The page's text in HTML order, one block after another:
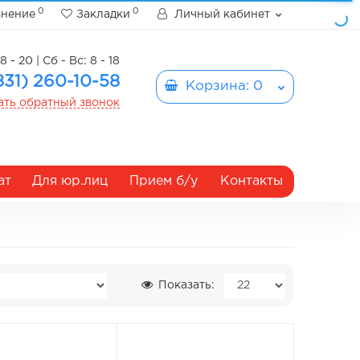
0 Закладки 0 Личный кабинет
- 20 | Сб - Вс: 8 - 18
260-10-58
обратный звонок
Корзина: 0
Для юр.лиц Прием б/у Контакты
Показать: